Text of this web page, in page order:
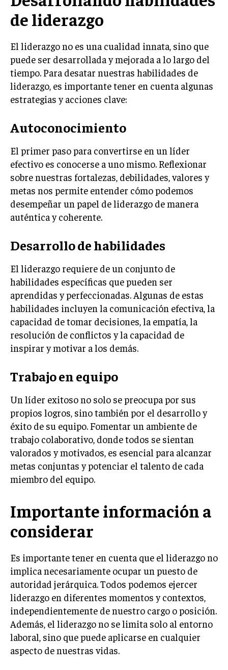
HABILIDADES DIRECTIVAS
EMPRENDIMIENTO
PLANIFICACIÓN EMPRESARIAL
FINANZAS
FINANZAS Y CONTABILIDAD
GESTIÓN DE RECURSOS FINANCIEROS
ECONOMÍA EMPRESARIAL
INTERNACIONAL
NEGOCIOS INTERNACIONALES
COMERCIO INTERNACIONAL
IMPORTACIÓN Y EXPORTACIÓN
ALIANZAS ESTRATÉGICAS
TECNOLOGIA
SOSTENIBILIDAD Y MEDIO AMBIENTE
GESTIÓN DE LA INNOVACIÓN TECNOLÓGICA
TRANSFORMACIÓN DIGITAL
INTELLIGENCE
ESTRATEGIA
EMPRESAS FAMILIARES Y SUCESIÓN
GESTIÓN DEL RIESGO EMPRESARIAL
NEGOCIACIÓN Y RESOLUCIÓN DE CONFLICTOS
DERECHO EMPRESARIAL Y REGULACIONES
GOBIERNO CORPORATIVO
ESTRATEGIAS DE NEGOCIOS
MARKETING B2B
MARKETING B2C
FRANQUICIAS
MARKETING DE INFLUENCERS
E-COMMERCE
de liderazgo
El liderazgo no es una cualidad innata, sino que
puede ser desarrollada y mejorada a lo largo del
tiempo. Para desatar nuestras habilidades de
liderazgo, es importante tener en cuenta algunas
estrategias y acciones clave:
Autoconocimiento
El primer paso para convertirse en un líder
efectivo es conocerse a uno mismo. Reflexionar
sobre nuestras fortalezas, debilidades, valores y
metas nos permite entender cómo podemos
desempeñar un papel de liderazgo de manera
auténtica y coherente.
Desarrollo de habilidades
El liderazgo requiere de un conjunto de
habilidades específicas que pueden ser
aprendidas y perfeccionadas. Algunas de estas
habilidades incluyen la comunicación efectiva, la
capacidad de tomar decisiones, la empatía, la
resolución de conflictos y la capacidad de
inspirar y motivar a los demás.
Trabajo en equipo
Un líder exitoso no solo se preocupa por sus
propios logros, sino también por el desarrollo y
éxito de su equipo. Fomentar un ambiente de
trabajo colaborativo, donde todos se sientan
valorados y motivados, es esencial para alcanzar
metas conjuntas y potenciar el talento de cada
miembro del equipo.
Importante información a
considerar
Es importante tener en cuenta que el liderazgo no
implica necesariamente ocupar un puesto de
autoridad jerárquica. Todos podemos ejercer
liderazgo en diferentes momentos y contextos,
independientemente de nuestro cargo o posición.
Además, el liderazgo no se limita solo al entorno
laboral, sino que puede aplicarse en cualquier
aspecto de nuestras vidas.